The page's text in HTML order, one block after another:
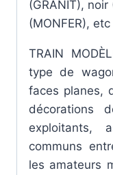
(GRANIT),
(MONFER),
TRAIN
type de
faces planes,
décorations
exploitants,
communs
les amateurs